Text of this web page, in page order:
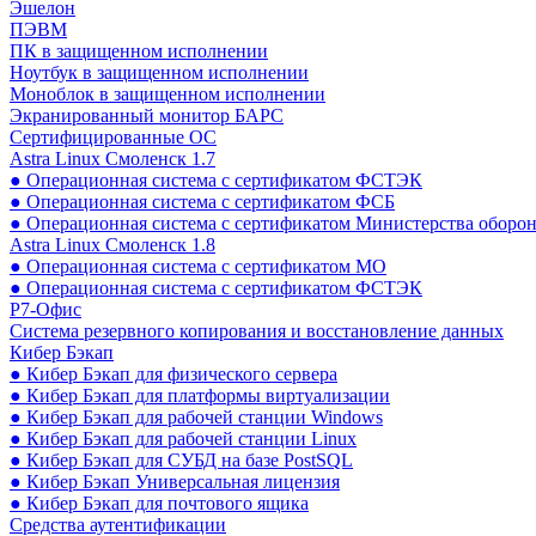
Эшелон
ПЭВМ
ПК в защищенном исполнении
Ноутбук в защищенном исполнении
Моноблок в защищенном исполнении
Экранированный монитор БАРС
Сертифицированные ОС
Astra Linux Смоленск 1.7
● Операционная система с сертификатом ФСТЭК
● Операционная система с сертификатом ФСБ
● Операционная система с сертификатом Министерства
Astra Linux Смоленск 1.8
● Операционная система с сертификатом МО
● Операционная система с сертификатом ФСТЭК
Р7-Офис
Система резервного копирования и восстановление данных
Кибер Бэкап
● Кибер Бэкап для физического сервера
● Кибер Бэкап для платформы виртуализации
● Кибер Бэкап для рабочей станции Windows
● Кибер Бэкап для рабочей станции Linux
● Кибер Бэкап для СУБД на базе PostSQL
● Кибер Бэкап Универсальная лицензия
● Кибер Бэкап для почтового ящика
Средства аутентификации